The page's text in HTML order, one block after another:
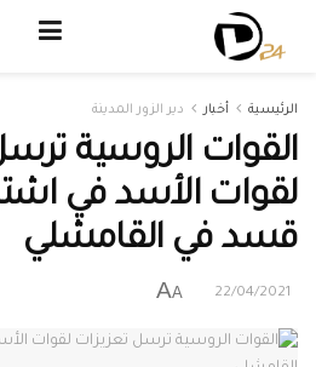
الرئيسية أخبار دير الزور المدينة
القوات الروسية
لقوات الأسد في
قسد في القامشلي
22/04/2021
A
A